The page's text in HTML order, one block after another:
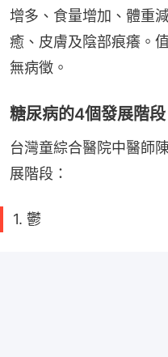
增多、食量增加、體重
癒、皮膚及陰部痕癢。
無病徵。
糖尿病的4個發展階段
台灣童綜合醫院中醫師
展階段：
1. 鬱